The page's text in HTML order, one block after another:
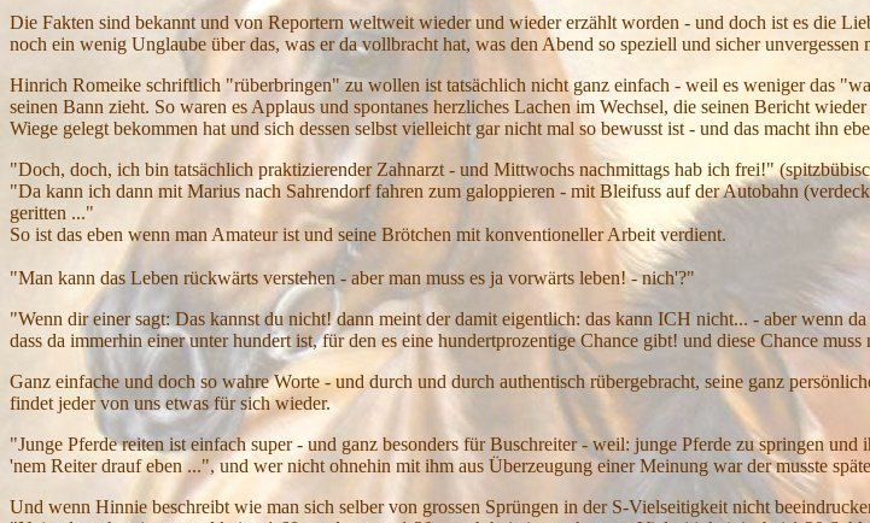
Die Fakten sind bekannt und von Reportern weltweit wieder und wieder erzählt worden - und doch ist es die
noch ein wenig Unglaube über das, was er da vollbracht hat, was den Abend so speziell und sicher
Hinrich Romeike schriftlich "rüberbringen" zu wollen ist tatsächlich nicht ganz einfach - weil es weniger das
seinen Bann zieht. So waren es Applaus und spontanes herzliches Lachen im Wechsel, die seinen Bericht
Wiege gelegt bekommen hat und sich dessen selbst vielleicht gar nicht mal so bewusst ist - und das macht ihn
"Doch, doch, ich bin tatsächlich praktizierender Zahnarzt - und Mittwochs nachmittags hab ich frei!"
"Da kann ich dann mit Marius nach Sahrendorf fahren zum galoppieren - mit Bleifuss auf der Autobahn
geritten ..."
So ist das eben wenn man Amateur ist und seine Brötchen mit konventioneller Arbeit verdient.
"Man kann das Leben rückwärts verstehen - aber man muss es ja vorwärts leben! - nich'?"
"Wenn dir einer sagt: Das kannst du nicht! dann meint der damit eigentlich: das kann ICH nicht... - aber wenn
dass da immerhin einer unter hundert ist, für den es eine hundertprozentige Chance gibt! und diese Chance
Ganz einfache und doch so wahre Worte - und durch und durch authentisch rübergebracht, seine ganz
findet jeder von uns etwas für sich wieder.
"Junge Pferde reiten ist einfach super - und ganz besonders für Buschreiter - weil: junge Pferde zu springen
'nem Reiter drauf eben ...", und wer nicht ohnehin mit ihm aus Überzeugung einer Meinung war der musste
Und wenn Hinnie beschreibt wie man sich selber von grossen Sprüngen in der S-Vielseitigkeit nicht